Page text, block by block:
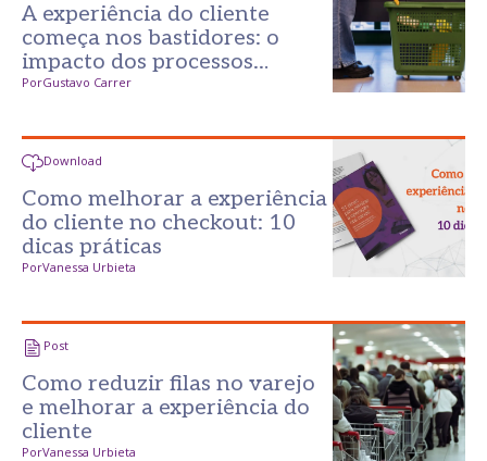
A experiência do cliente
começa nos bastidores: o
impacto dos processos
invisíveis no varejo
PorGustavo Carrer
Download
Como melhorar a experiência
do cliente no checkout: 10
dicas práticas
PorVanessa Urbieta
Post
Como reduzir filas no varejo
e melhorar a experiência do
cliente
PorVanessa Urbieta